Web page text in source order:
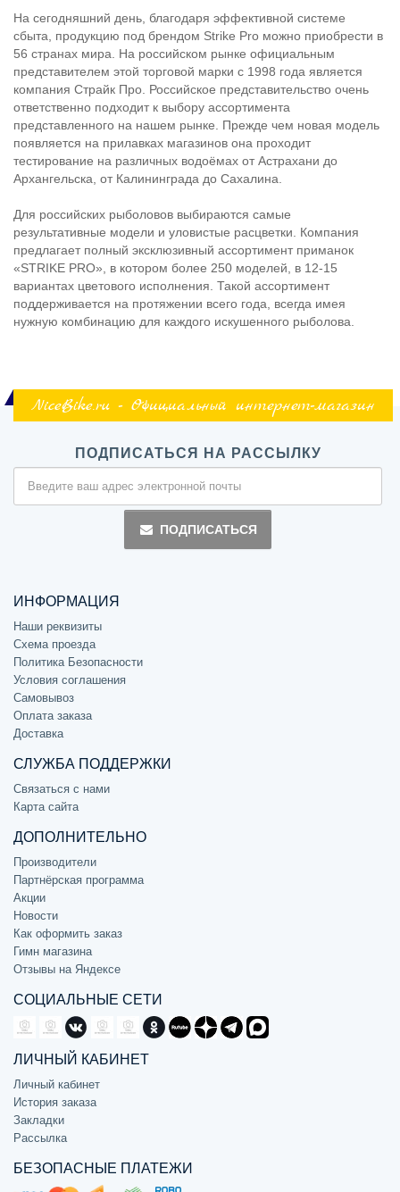
На сегодняшний день, благодаря эффективной системе
сбыта, продукцию под брендом Strike Pro можно приобрести в
56 странах мира. На российском рынке официальным
представителем этой торговой марки с 1998 года является
компания Страйк Про. Российское представительство очень
ответственно подходит к выбору ассортимента
представленного на нашем рынке. Прежде чем новая модель
появляется на прилавках магазинов она проходит
тестирование на различных водоёмах от Астрахани до
Архангельска, от Калининграда до Сахалина.
Для российских рыболовов выбираются самые
результативные модели и уловистые расцветки. Компания
предлагает полный эксклюзивный ассортимент приманок
«STRIKE PRO», в котором более 250 моделей, в 12-15
вариантах цветового исполнения. Такой ассортимент
поддерживается на протяжении всего года, всегда имея
нужную комбинацию для каждого искушенного рыболова.
NiceBike.ru - Официальный интернет-магазин
ПОДПИСАТЬСЯ НА РАССЫЛКУ
ПОДПИСАТЬСЯ
ИНФОРМАЦИЯ
Наши реквизиты
Схема проезда
Политика Безопасности
Условия соглашения
Самовывоз
Оплата заказа
Доставка
СЛУЖБА ПОДДЕРЖКИ
Связаться с нами
Карта сайта
ДОПОЛНИТЕЛЬНО
Производители
Партнёрская программа
Акции
Новости
Как оформить заказ
Гимн магазина
Отзывы на Яндексе
СОЦИАЛЬНЫЕ СЕТИ
ЛИЧНЫЙ КАБИНЕТ
Личный кабинет
История заказа
Закладки
Рассылка
БЕЗОПАСНЫЕ ПЛАТЕЖИ